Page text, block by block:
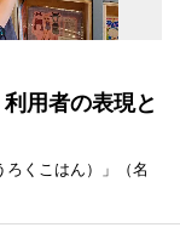
用者の表現と
くこはん）」（名